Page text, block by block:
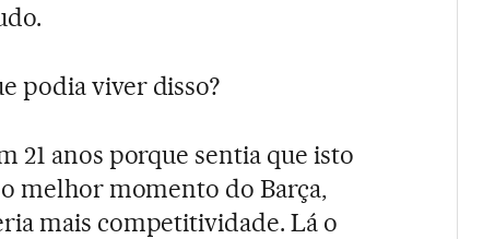
podia viver disso?
21 anos porque sentia que isto
melhor momento do Barça,
mais competitividade. Lá o